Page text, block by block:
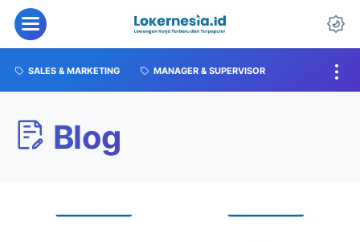
SALES & MARKETING MANAGER & SUPERVISOR
Blog